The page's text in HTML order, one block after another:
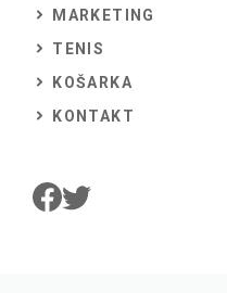
MARKETING
TENIS
KOŠARKA
KONTAKT